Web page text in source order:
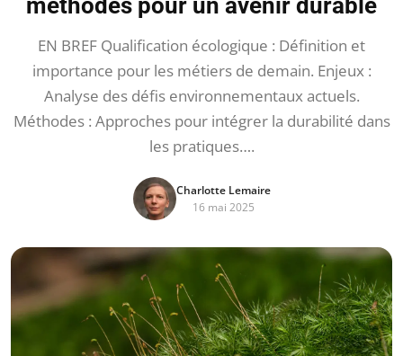
méthodes pour un avenir durable
EN BREF Qualification écologique : Définition et
importance pour les métiers de demain. Enjeux :
Analyse des défis environnementaux actuels.
Méthodes : Approches pour intégrer la durabilité dans
les pratiques….
Charlotte Lemaire
16 mai 2025